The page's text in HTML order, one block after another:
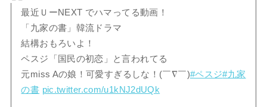
最近ＵーNEXT でハマってる動画！
「九家の書」韓流ドラマ
結構おもろいよ！
ペスジ「国民の初恋」と言われてる
元miss Aの娘！可愛すぎるしな！(￣∇￣)#ペスジ#九家
の書 pic.twitter.com/u1kNJ2dUQk